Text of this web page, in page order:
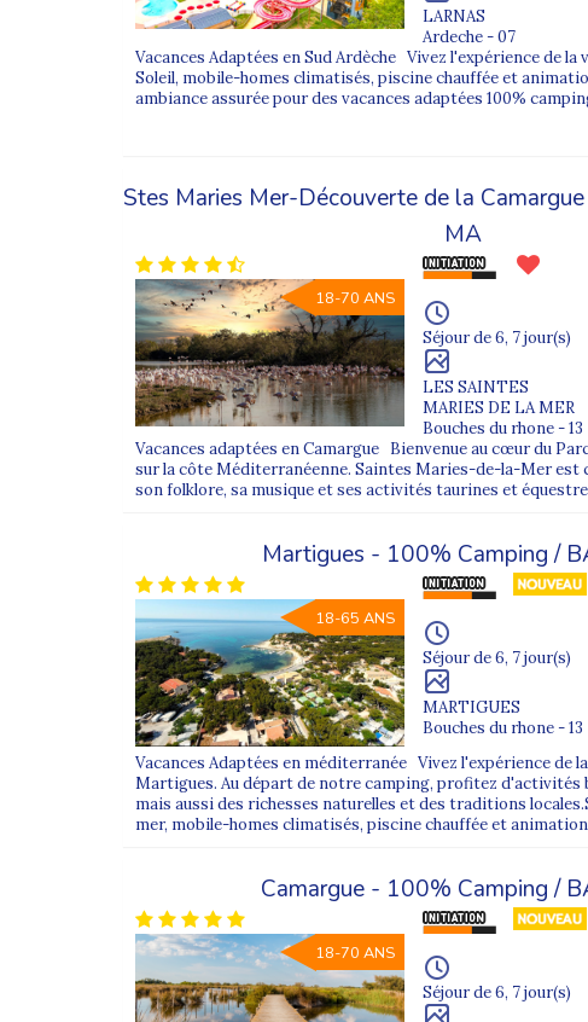
LARNAS
Ardeche - 07
Vacances Adaptées en Sud Ardèche Vivez l'expérience de la
Soleil, mobile-homes climatisés, piscine chauffée et
ambiance assurée pour des vacances adaptées 100%
Stes Maries Mer-Découverte de la
MA
18-70 ANS
Séjour de 6, 7 jour(s)
LES SAINTES
MARIES DE LA MER
Bouches du rhone - 13
Vacances adaptées en Camargue Bienvenue au cœur du
sur la côte Méditerranéenne. Saintes Maries-de-la-Mer est
son folklore, sa musique et ses activités taurines et
Martigues - 100% Camping /
18-65 ANS
Séjour de 6, 7 jour(s)
MARTIGUES
Bouches du rhone - 13
Vacances Adaptées en méditerranée Vivez l'expérience de
Martigues. Au départ de notre camping, profitez d'activités
mais aussi des richesses naturelles et des traditions
mer, mobile-homes climatisés, piscine chauffée et
Camargue - 100% Camping /
18-70 ANS
Séjour de 6, 7 jour(s)